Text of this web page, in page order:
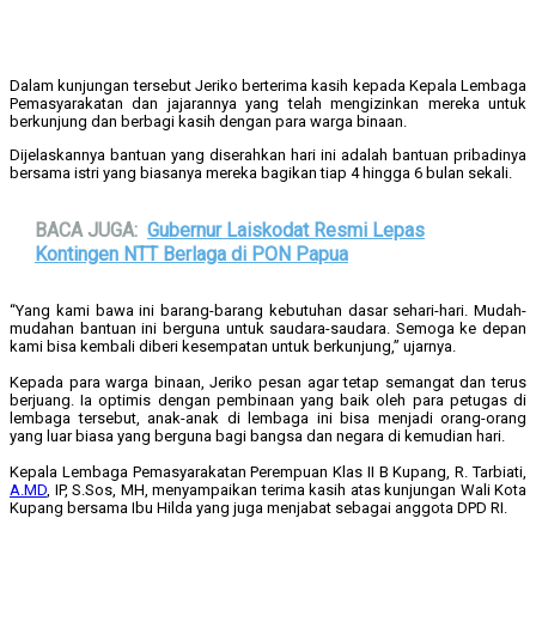
Dalam kunjungan tersebut Jeriko berterima kasih kepada Kepala Lembaga
Pemasyarakatan dan jajarannya yang telah mengizinkan mereka untuk
berkunjung dan berbagi kasih dengan para warga binaan.
Dijelaskannya bantuan yang diserahkan hari ini adalah bantuan pribadinya
bersama istri yang biasanya mereka bagikan tiap 4 hingga 6 bulan sekali.
BACA JUGA: Gubernur Laiskodat Resmi Lepas
Kontingen NTT Berlaga di PON Papua
“Yang kami bawa ini barang-barang kebutuhan dasar sehari-hari. Mudah-
mudahan bantuan ini berguna untuk saudara-saudara. Semoga ke depan
kami bisa kembali diberi kesempatan untuk berkunjung,” ujarnya.
Kepada para warga binaan, Jeriko pesan agar tetap semangat dan terus
berjuang. Ia optimis dengan pembinaan yang baik oleh para petugas di
lembaga tersebut, anak-anak di lembaga ini bisa menjadi orang-orang
yang luar biasa yang berguna bagi bangsa dan negara di kemudian hari.
Kepala Lembaga Pemasyarakatan Perempuan Klas II B Kupang, R. Tarbiati,
A.MD, IP, S.Sos, MH, menyampaikan terima kasih atas kunjungan Wali Kota
Kupang bersama Ibu Hilda yang juga menjabat sebagai anggota DPD RI.